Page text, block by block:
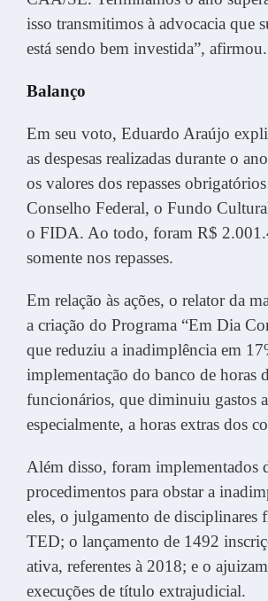
isso transmitimos à advocacia que
está sendo bem investida”, afirmou.
Balanço
Em seu voto, Eduardo Araújo
as despesas realizadas durante o
os valores dos repasses
Conselho Federal, o Fundo
o FIDA. Ao todo, foram R$
somente nos repasses.
Em relação às ações, o relator da
a criação do Programa “Em Dia
que reduziu a inadimplência em
implementação do banco de horas
funcionários, que diminuiu gastos
especialmente, a horas extras dos
Além disso, foram implementados
procedimentos para obstar a
eles, o julgamento de disciplinares
TED; o lançamento de 1492
ativa, referentes à 2018; e o
execuções de título extrajudicial.